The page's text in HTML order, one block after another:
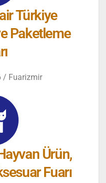
Türkiye
Paketleme
/ Fuarizmir
Ürün,
Fuarı